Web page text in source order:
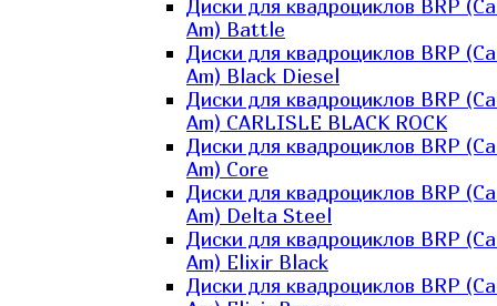
Диски для квадроциклов BRP
Am) Battle
Диски для квадроциклов BRP
Am) Black Diesel
Диски для квадроциклов BRP
Am) CARLISLE BLACK ROCK
Диски для квадроциклов BRP
Am) Core
Диски для квадроциклов BRP
Am) Delta Steel
Диски для квадроциклов BRP
Am) Elixir Black
Диски для квадроциклов BRP